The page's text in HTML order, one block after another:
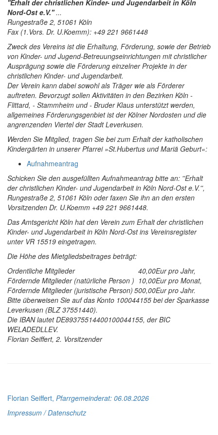
''Erhalt der christlichen Kinder- und Jugendarbeit in Köln
Nord-Ost e.V.''...
Rungestraße 2, 51061 Köln
Fax (1.Vors. Dr. U.Koemm): +49 221 9661448
Zweck des Vereins ist die Erhaltung, Förderung, sowie der Betrieb
von Kinder- und Jugend-Betreuungseinrichtungen mit christlicher
Ausprägung sowie die Förderung einzelner Projekte in der
christlichen Kinder- und Jugendarbeit.
Der Verein kann dabei sowohl als Träger wie als Förderer
auftreten. Bevorzugt sollen Aktivitäten in den Bezirken Köln -
Flittard, - Stammheim und - Bruder Klaus unterstützt werden,
allgemeines Förderungsgenbiet ist der Kölner Nordosten und die
angrenzenden Viertel der Stadt Leverkusen.
Werden Sie Mitglied, tragen Sie bei zum Erhalt der katholischen
Kindergärten in unserer Pfarrei »St.Hubertus und Mariä Geburt«:
Aufnahmeantrag
Schicken Sie den ausgefüllten Aufnahmeantrag bitte an: ''Erhalt
der christlichen Kinder- und Jugendarbeit in Köln Nord-Ost e.V.'',
Rungestraße 2, 51061 Köln oder faxen Sie ihn an den ersten
Vorsitzenden Dr. U.Koemm +49 221 9661448.
Das Amtsgericht Köln hat den Verein zum Erhalt der christlichen
Kinder- und Jugendarbeit in Köln Nord-Ost ins Vereinsregister
unter VR 15519 eingetragen.
Die Höhe des Mietgliedsbeitrages beträgt:
Ordentliche Mitglieder
40,00Eur pro Jahr,
Fördernde Mitglieder (natürliche Person ) 10,00Eur pro Monat,
Fördernde Mitglieder (juristische Person) 500,00Eur pro Jahr.
Bitte überweisen Sie auf das Konto 100044155 bei der Sparkasse
Leverkusen (BLZ 37551440).
Die IBAN lautet DE89375514400100044155, der BIC
WELADEDLLEV.
Florian Seiffert, 2. Vorsitzender
Florian Seiffert, Pfarrgemeinderat: 06.08.2026
Impressum / Datenschutz